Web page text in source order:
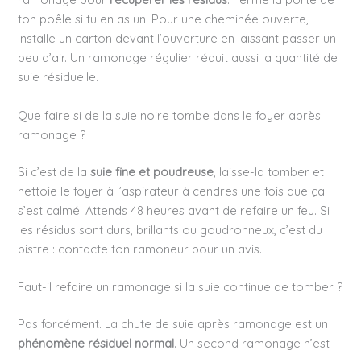
ton poêle si tu en as un. Pour une cheminée ouverte,
installe un carton devant l’ouverture en laissant passer un
peu d’air. Un ramonage régulier réduit aussi la quantité de
suie résiduelle.
Que faire si de la suie noire tombe dans le foyer après
ramonage ?
Si c’est de lasuie fine et poudreuse , laisse-la tomber et
nettoie le foyer à l’aspirateur à cendres une fois que ça
s’est calmé. Attends 48 heures avant de refaire un feu. Si
les résidus sont durs, brillants ou goudronneux, c’est du
bistre : contacte ton ramoneur pour un avis.
Faut-il refaire un ramonage si la suie continue de tomber ?
Pas forcément. La chute de suie après ramonage est un
phénomène résiduel normal. Un second ramonage n’est